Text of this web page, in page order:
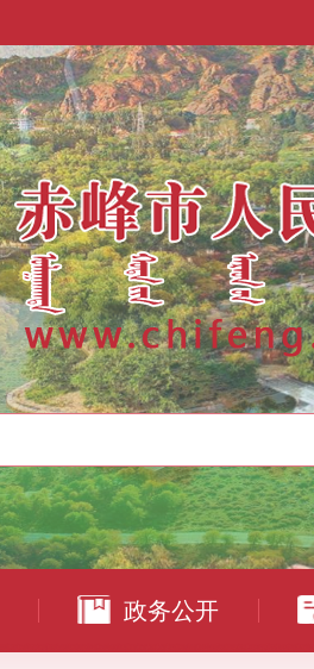
政务公开